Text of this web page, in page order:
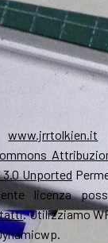
www.jrrtolkien.it
Unported
licenza
. Utilizziamo